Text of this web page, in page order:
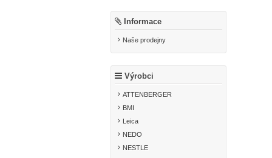
Informace
Naše prodejny
Výrobci
ATTENBERGER
BMI
Leica
NEDO
NESTLE